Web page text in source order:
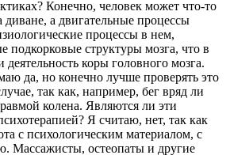
Конечно, человек может что-то
диване, а двигательные процессы
процессы в нем,
подкорковые структуры мозга, что в
коры головного мозга.
да, но конечно лучше проверять это
так как, например, бег вряд ли
колена. Являются ли эти
Я считаю, нет, так как
с психологическим материалом, с
Массажисты, остеопаты и другие